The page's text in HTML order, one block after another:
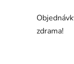
zdrama!